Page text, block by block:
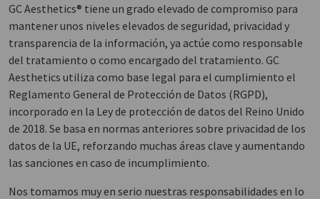
GC Aesthetics® tiene un grado elevado de compromiso para
mantener unos niveles elevados de seguridad, privacidad y
transparencia de la información, ya actúe como responsable
del tratamiento o como encargado del tratamiento. GC
Aesthetics utiliza como base legal para el cumplimiento el
Reglamento General de Protección de Datos (RGPD),
incorporado en la Ley de protección de datos del Reino Unido
de 2018. Se basa en normas anteriores sobre privacidad de los
datos de la UE, reforzando muchas áreas clave y aumentando
las sanciones en caso de incumplimiento.
Nos tomamos muy en serio nuestras responsabilidades en lo